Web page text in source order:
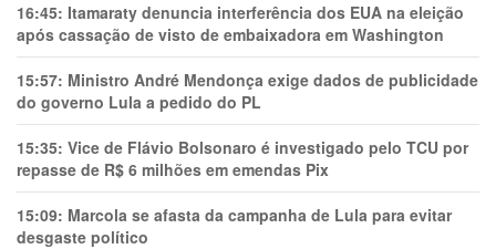
16:45: Itamaraty denuncia interferência dos EUA na eleição
após cassação de visto de embaixadora em Washington
15:57: Ministro André Mendonça exige dados de publicidade
do governo Lula a pedido do PL
15:35: Vice de Flávio Bolsonaro é investigado pelo TCU por
repasse de R$ 6 milhões em emendas Pix
15:09: Marcola se afasta da campanha de Lula para evitar
desgaste político